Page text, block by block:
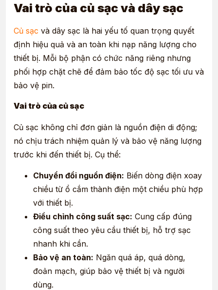
Vai trò của củ sạc và dây sạc
Củ sạc và dây sạc là hai yếu tố quan trọng quyết
định hiệu quả và an toàn khi nạp năng lượng cho
thiết bị. Mỗi bộ phận có chức năng riêng nhưng
phối hợp chặt chẽ để đảm bảo tốc độ sạc tối ưu và
bảo vệ pin.
Vai trò của củ sạc
Củ sạc không chỉ đơn giản là nguồn điện di động;
nó chịu trách nhiệm quản lý và bảo vệ năng lượng
trước khi đến thiết bị. Cụ thể:
Chuyển đổi nguồn điện: Biến dòng điện xoay
chiều từ ổ cắm thành điện một chiều phù hợp
với thiết bị.
Điều chỉnh công suất sạc: Cung cấp đúng
công suất theo yêu cầu thiết bị, hỗ trợ sạc
nhanh khi cần.
Bảo vệ an toàn: Ngăn quá áp, quá dòng,
đoản mạch, giúp bảo vệ thiết bị và người
dùng.